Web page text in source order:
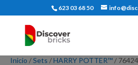
623 03 68 50
Inicio /Sets /HARRY POTTER™ /